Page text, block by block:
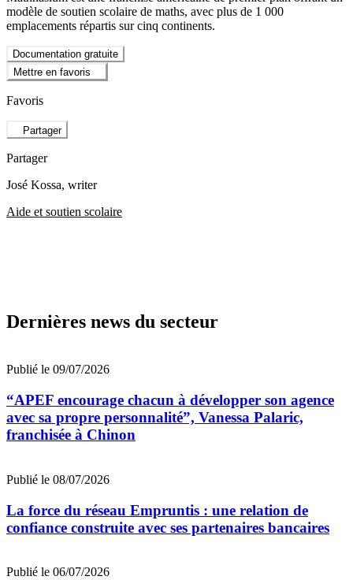
modèle de soutien scolaire de maths, avec plus de 1 000
emplacements répartis sur cinq continents.
Documentation gratuite
Mettre en favoris
Favoris
Partager
Partager
José Kossa, writer
Aide et soutien scolaire
Dernières news du secteur
Publié le 09/07/2026
“APEF encourage chacun à développer son agence
avec sa propre personnalité”, Vanessa Palaric,
franchisée à Chinon
Publié le 08/07/2026
La force du réseau Empruntis : une relation de
confiance construite avec ses partenaires bancaires
Publié le 06/07/2026